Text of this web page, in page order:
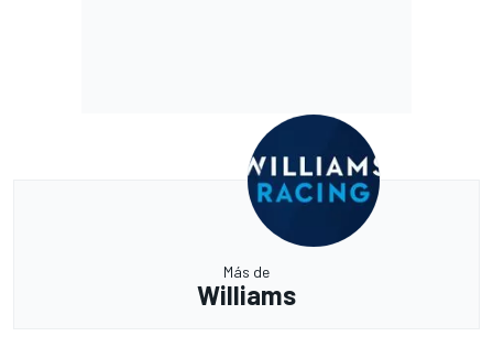
Más de
Williams